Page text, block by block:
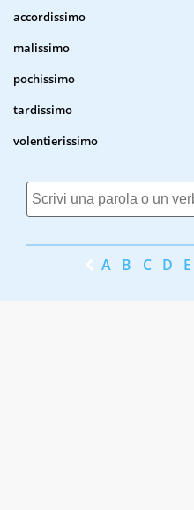
accordissimo
malissimo
pochissimo
tardissimo
volentierissimo
A B C D E